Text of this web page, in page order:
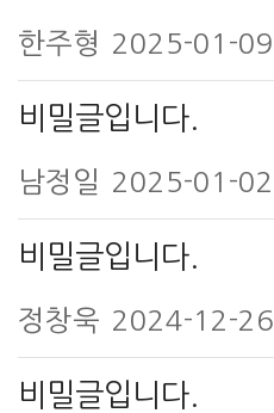
한주형 2025-01-09
비밀글입니다.
남정일 2025-01-02
비밀글입니다.
정창욱 2024-12-26
비밀글입니다.